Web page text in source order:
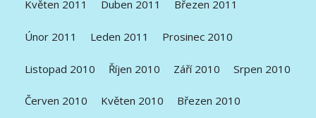
Květen 2011 Duben 2011 Březen 2011
Únor 2011 Leden 2011 Prosinec 2010
Listopad 2010 Říjen 2010 Září 2010 Srpen 2010
Červen 2010 Květen 2010 Březen 2010